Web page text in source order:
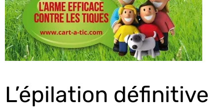
L’épilation définitive